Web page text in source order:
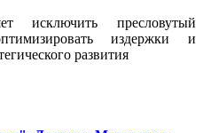
исключить пресловутый
издержки и
развития